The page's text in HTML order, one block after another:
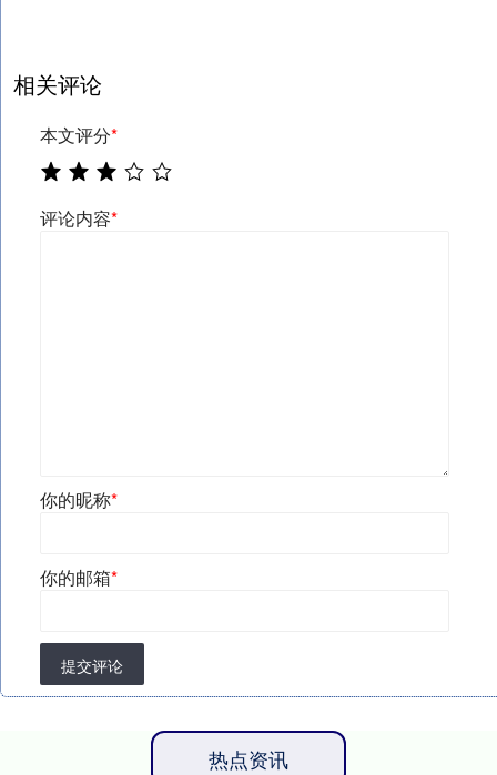
相关评论
本文评分*
评论内容*
你的昵称*
你的邮箱*
提交评论
热点资讯